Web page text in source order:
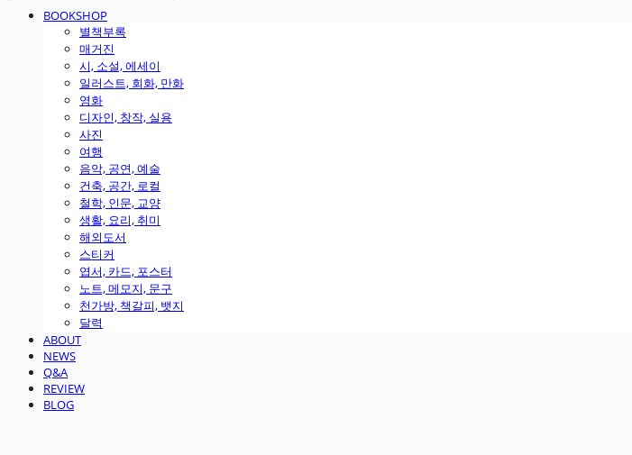
BOOKSHOP
별책부록
매거진
시, 소설, 에세이
일러스트, 회화, 만화
영화
디자인, 창작, 실용
사진
여행
음악, 공연, 예술
건축, 공간, 로컬
철학, 인문, 교양
생활, 요리, 취미
해외도서
스티커
엽서, 카드, 포스터
노트, 메모지, 문구
천가방, 책갈피, 뱃지
달력
ABOUT
NEWS
Q&A
REVIEW
BLOG